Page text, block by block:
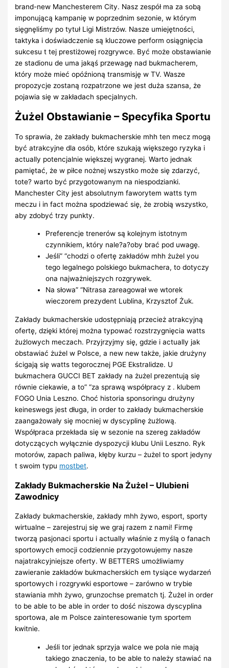
brand-new Manchesterem City. Nasz zespół ma za sobą
imponującą kampanię w poprzednim sezonie, w którym
sięgnęliśmy po tytuł Ligi Mistrzów. Nasze umiejętności,
taktyka i doświadczenie są kluczowe perform osiągnięcia
sukcesu t tej prestiżowej rozgrywce. Być może obstawianie
ze stadionu de uma jakąś przewagę nad bukmacherem,
który może mieć opóźnioną transmisję w TV. Wasze
propozycje zostaną rozpatrzone we jest duża szansa, że
pojawia się w zakładach specjalnych.
Żużel Obstawianie – Specyfika Sportu
To sprawia, że zakłady bukmacherskie mhh ten mecz mogą
być atrakcyjne dla osób, które szukają większego ryzyka i
actually potencjalnie większej wygranej. Warto jednak
pamiętać, że w piłce nożnej wszystko może się zdarzyć,
tote? warto być przygotowanym na niespodzianki.
Manchester City jest absolutnym faworytem watts tym
meczu i in fact można spodziewać się, że zrobią wszystko,
aby zdobyć trzy punkty.
Preferencje trenerów są kolejnym istotnym
czynnikiem, który nale?a?oby brać pod uwagę.
Jeśli” “chodzi o ofertę zakładów mhh żużel you
tego legalnego polskiego bukmachera, to dotyczy
ona najważniejszych rozgrywek.
Na słowa” “Nitrasa zareagował we wtorek
wieczorem prezydent Lublina, Krzysztof Żuk.
Zakłady bukmacherskie udostępniają przecież atrakcyjną
ofertę, dzięki której można typować rozstrzygnięcia watts
żużlowych meczach. Przyjrzyjmy się, gdzie i actually jak
obstawiać żużel w Polsce, a new new także, jakie drużyny
ścigają się watts tegorocznej PGE Ekstralidze. U
bukmachera GUCCI BET zakłady na żużel prezentują się
równie ciekawie, a to” “za sprawą współpracy z . klubem
FOGO Unia Leszno. Choć historia sponsoringu drużyny
keineswegs jest długa, in order to zakłady bukmacherskie
zaangażowały się mocniej w dyscyplinę żużlową.
Współpraca przekłada się w sezonie na szereg zakładów
dotyczących wyłącznie dyspozycji klubu Unii Leszno. Ryk
motorów, zapach paliwa, kłęby kurzu – żużel to sport jedyny
t swoim typu mostbet.
Zakłady Bukmacherskie Na Żużel – Ulubieni
Zawodnicy
Zakłady bukmacherskie, zakłady mhh żywo, esport, sporty
wirtualne – zarejestruj się we graj razem z nami! Firmę
tworzą pasjonaci sportu i actually właśnie z myślą o fanach
sportowych emocji codziennie przygotowujemy nasze
najatrakcyjniejsze oferty. W BETTERS umożliwiamy
zawieranie zakładów bukmacherskich em tysiące wydarzeń
sportowych i rozgrywki esportowe – zarówno w trybie
stawiania mhh żywo, grunzochse prematch tj. Żużel in order
to be able to be able in order to dość niszowa dyscyplina
sportowa, ale m Polsce zainteresowanie tym sportem
kwitnie.
Jeśli tor jednak sprzyja walce we pola nie mają
takiego znaczenia, to be able to należy stawiać na